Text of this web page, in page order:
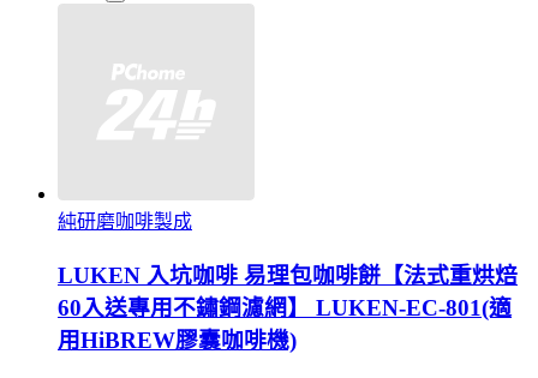
純研磨咖啡製成
LUKEN 入坑咖啡 易理包咖啡餅【法式重烘焙
60入送專用不鏽鋼濾網】 LUKEN-EC-801(適
用HiBREW膠囊咖啡機)